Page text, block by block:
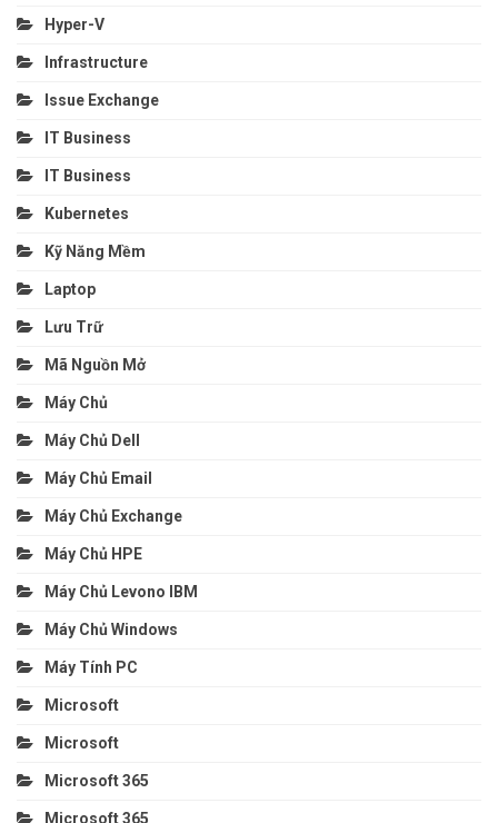
Hyper-V
Infrastructure
Issue Exchange
IT Business
IT Business
Kubernetes
Kỹ Năng Mềm
Laptop
Lưu Trữ
Mã Nguồn Mở
Máy Chủ
Máy Chủ Dell
Máy Chủ Email
Máy Chủ Exchange
Máy Chủ HPE
Máy Chủ Levono IBM
Máy Chủ Windows
Máy Tính PC
Microsoft
Microsoft
Microsoft 365
Microsoft 365